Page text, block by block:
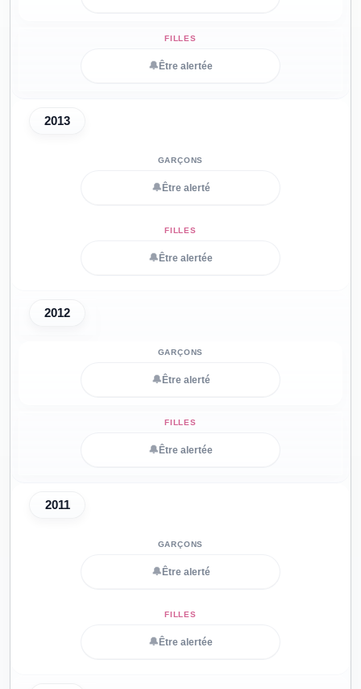
🔔 Être alertée
2013
🔔 Être alerté
🔔 Être alertée
2012
🔔 Être alerté
🔔 Être alertée
2011
🔔 Être alerté
🔔 Être alertée